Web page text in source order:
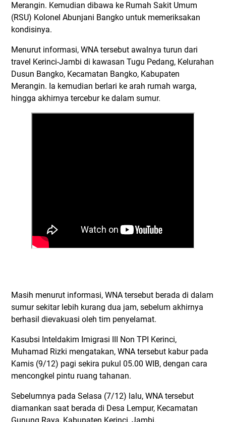
Merangin. Kemudian dibawa ke Rumah Sakit Umum
(RSU) Kolonel Abunjani Bangko untuk memeriksakan
kondisinya.
Menurut informasi, WNA tersebut awalnya turun dari
travel Kerinci-Jambi di kawasan Tugu Pedang, Kelurahan
Dusun Bangko, Kecamatan Bangko, Kabupaten
Merangin. Ia kemudian berlari ke arah rumah warga,
hingga akhirnya tercebur ke dalam sumur.
Masih menurut informasi, WNA tersebut berada di dalam
sumur sekitar lebih kurang dua jam, sebelum akhirnya
berhasil dievakuasi oleh tim penyelamat.
Kasubsi Inteldakim Imigrasi III Non TPI Kerinci,
Muhamad Rizki mengatakan, WNA tersebut kabur pada
Kamis (9/12) pagi sekira pukul 05.00 WIB, dengan cara
mencongkel pintu ruang tahanan.
Sebelumnya pada Selasa (7/12) lalu, WNA tersebut
diamankan saat berada di Desa Lempur, Kecamatan